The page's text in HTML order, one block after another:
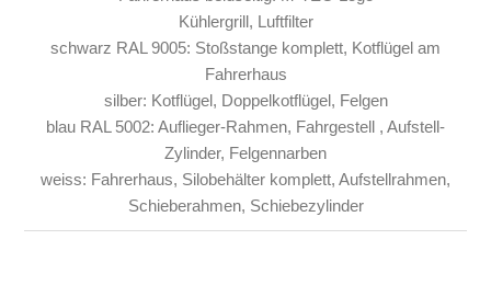
Kühlergrill, Luftfilter
schwarz RAL 9005: Stoßstange komplett, Kotflügel am
Fahrerhaus
silber: Kotflügel, Doppelkotflügel, Felgen
blau RAL 5002: Auflieger-Rahmen, Fahrgestell , Aufstell-
Zylinder, Felgennarben
weiss: Fahrerhaus, Silobehälter komplett, Aufstellrahmen,
Schieberahmen, Schiebezylinder